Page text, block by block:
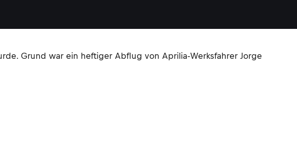
Grund war ein heftiger Abflug von Aprilia-Werksfahrer Jorge